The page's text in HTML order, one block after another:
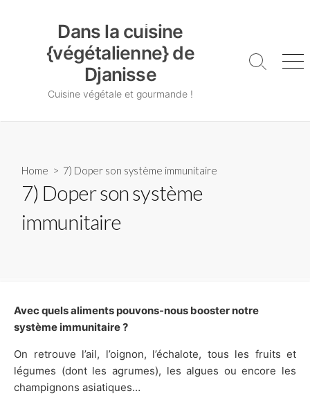
Dans la cuisine
{végétalienne} de
Djanisse
Cuisine végétale et gourmande !
Search
Home > 7) Doper son système immunitaire
7) Doper son système
immunitaire
Avec quels aliments pouvons-nous booster notre
système immunitaire ?
On retrouve l’ail, l’oignon, l’échalote, tous les fruits et
légumes (dont les agrumes), les algues ou encore les
champignons asiatiques…